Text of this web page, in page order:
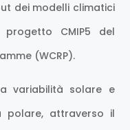
dei modelli climatici
CMIP5 del
(WCRP).
variabilità solare e
polare, attraverso il